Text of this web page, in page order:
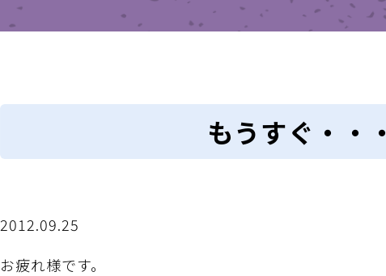
もうすぐ・・・
2012.09.25
お疲れ様です。